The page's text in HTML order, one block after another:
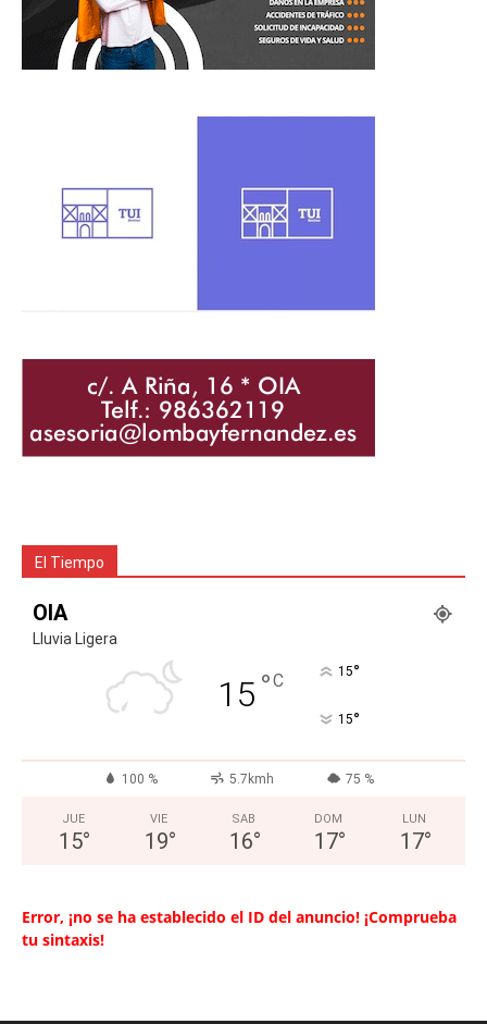
El Tiempo
OIA
Lluvia Ligera
15 °C 15°
15°
100 % 5.7kmh 75 %
JUE
15°
VIE
19°
SAB
16°
DOM
17°
LUN
17°
Error, ¡no se ha establecido el ID del anuncio! ¡Comprueba
tu sintaxis!